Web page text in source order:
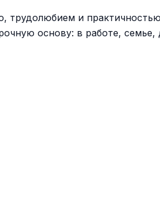
трудолюбием и
основу: в работе, семье,